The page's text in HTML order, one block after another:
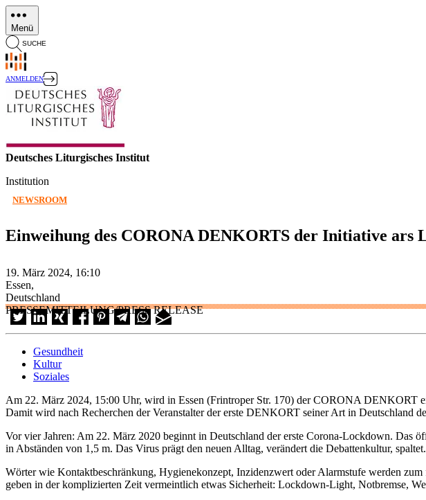
Direkt
zum
Inhalt
Menü
SUCHE
ANMELDEN
Deutsches Liturgisches Institut
Institution
NEWSROOM
Einweihung des CORONA DENKORTS der Initiative ars
19. März 2024, 16:10
Essen,
Deutschland
PRESSEMITTEILUNG/PRESS RELEASE
Gesundheit
Kultur
Soziales
Am 22. März 2024, 15:00 Uhr, wird in Essen (Frintroper Str. 170) der CORONA DENKORT
Damit wird nach Recherchen der Veranstalter der erste DENKORT seiner Art in Deutschland
Vor vier Jahren: Am 22. März 2020 beginnt in Deutschland der erste Corona-Lockdown. Das
in Abständen von 1,5 m. Das Virus prägt den neuen Alltag, verändert die Debattenkultur,
Wörter wie Kontaktbeschränkung, Hygienekonzept, Inzidenzwert oder Alarmstufe werden
geben in der komplizierten Zeit vermeintlich etwas Sicherheit: Lockdown-Light, Notbremse,